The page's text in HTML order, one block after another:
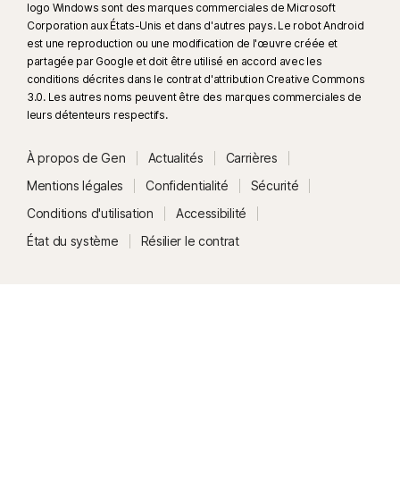
logo Windows sont des marques commerciales de Microsoft
Corporation aux États-Unis et dans d'autres pays. Le robot Android
est une reproduction ou une modification de l'œuvre créée et
partagée par Google et doit être utilisé en accord avec les
conditions décrites dans le contrat d'attribution Creative Commons
3.0. Les autres noms peuvent être des marques commerciales de
leurs détenteurs respectifs.
À propos de Gen Actualités
Carrières
Mentions légales
Confidentialité
Sécurité
Conditions d'utilisation
Accessibilité
État du système
Résilier le contrat